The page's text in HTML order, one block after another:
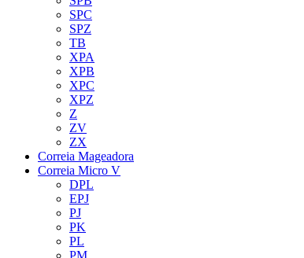
SPC
SPZ
TB
XPA
XPB
XPC
XPZ
Z
ZV
ZX
Correia Mageadora
Correia Micro V
DPL
EPJ
PJ
PK
PL
PM